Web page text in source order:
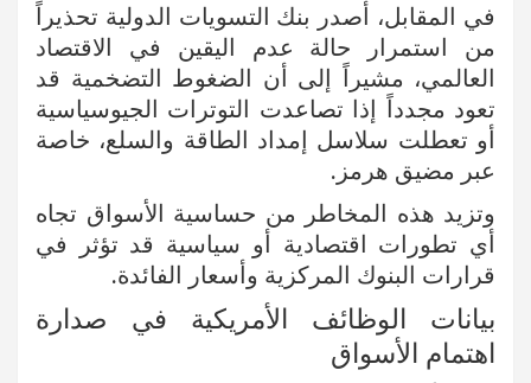
في المقابل، أصدر بنك التسويات الدولية تحذيراً
من استمرار حالة عدم اليقين في الاقتصاد
العالمي، مشيراً إلى أن الضغوط التضخمية قد
تعود مجدداً إذا تصاعدت التوترات الجيوسياسية
أو تعطلت سلاسل إمداد الطاقة والسلع، خاصة
عبر مضيق هرمز.
وتزيد هذه المخاطر من حساسية الأسواق تجاه
أي تطورات اقتصادية أو سياسية قد تؤثر في
قرارات البنوك المركزية وأسعار الفائدة.
بيانات الوظائف الأمريكية في صدارة
اهتمام الأسواق